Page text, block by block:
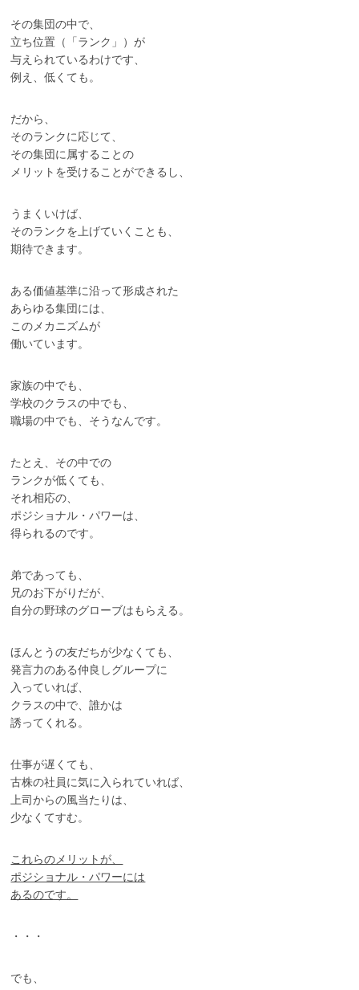
その集団の中で、
立ち位置（「ランク」）が
与えられているわけです、
例え、低くても。
だから、
そのランクに応じて、
その集団に属することの
メリットを受けることができるし、
うまくいけば、
そのランクを上げていくことも、
期待できます。
ある価値基準に沿って形成された
あらゆる集団には、
このメカニズムが
働いています。
家族の中でも、
学校のクラスの中でも、
職場の中でも、そうなんです。
たとえ、その中での
ランクが低くても、
それ相応の、
ポジショナル・パワーは、
得られるのです。
弟であっても、
兄のお下がりだが、
自分の野球のグローブはもらえる。
ほんとうの友だちが少なくても、
発言力のある仲良しグループに
入っていれば、
クラスの中で、誰かは
誘ってくれる。
仕事が遅くても、
古株の社員に気に入られていれば、
上司からの風当たりは、
少なくてすむ。
これらのメリットが、
ポジショナル・パワーには
あるのです。
・・・
でも、